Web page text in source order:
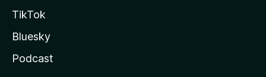
TikTok
Bluesky
Podcast